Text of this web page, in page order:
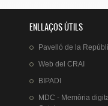
ENLLAÇOS ÚTILS
Pavelló de la
Web del CRAI
BIPADI
MDC - Memòria